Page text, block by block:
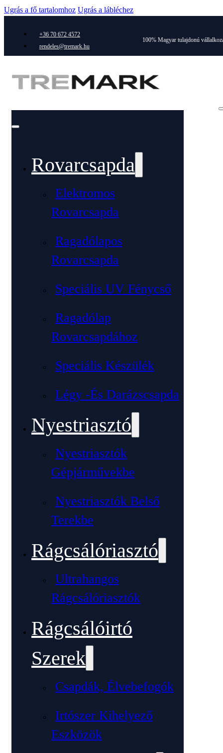
Ugrás a fő tartalomhoz Ugrás a lábléchez
+36 70 672 4572
rendeles@tremark.hu
100% Magyar tulajdonú
Rovarcsapda
Elektromos
Rovarcsapda
Ragadólapos
Rovarcsapda
Speciális UV Fénycső
Ragadólap
Rovarcsapdához
Speciális Készülék
Légy -és Darázscsapda
Nyestriasztó
Nyestriasztók
Gépjárművekbe
Nyestriasztók Belső
Terekbe
Rágcsálóriasztó
Ultrahangos
Rágcsálóriasztók
Rágcsálóirtó
Szerek
Csapdák, Élvebefogók
Irtószer Kihelyező
Eszközök